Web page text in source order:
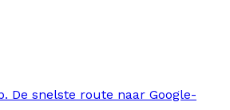
De snelste route naar Google-